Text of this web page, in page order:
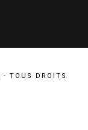
- TOUS DROITS